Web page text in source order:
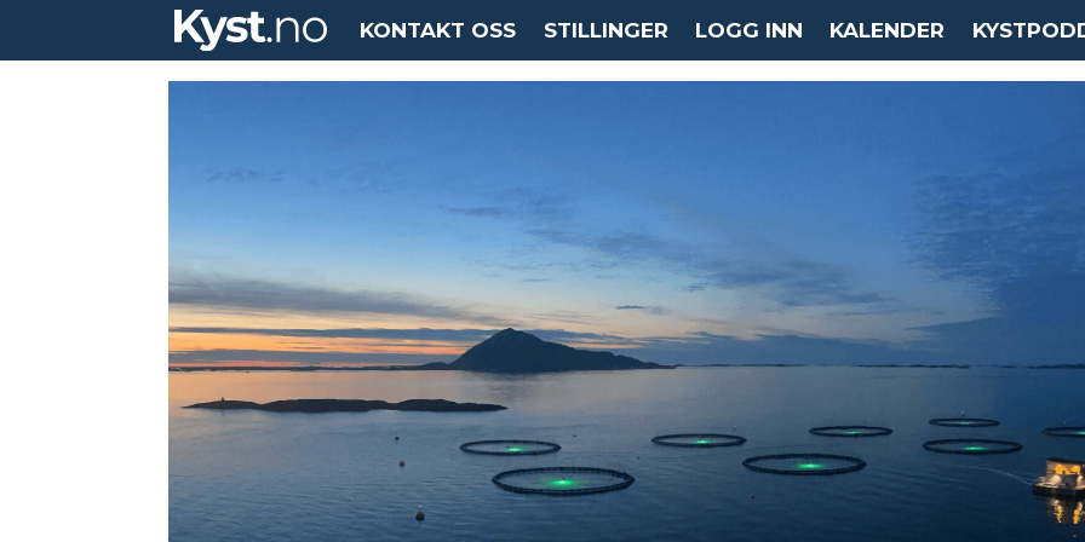
KONTAKT OSS STILLINGER LOGG INN KALENDER